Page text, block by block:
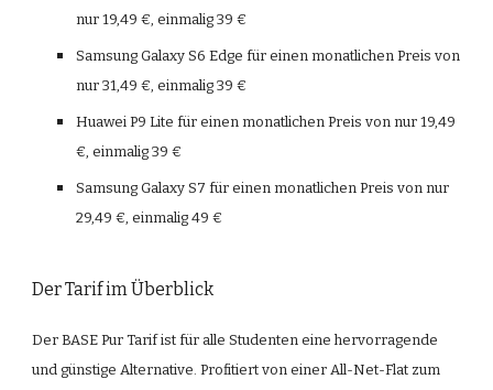
nur 19,49 €, einmalig 39 €
Samsung Galaxy S6 Edge für einen monatlichen Preis von
nur 31,49 €, einmalig 39 €
Huawei P9 Lite für einen monatlichen Preis von nur 19,49
€, einmalig 39 €
Samsung Galaxy S7 für einen monatlichen Preis von nur
29,49 €, einmalig 49 €
Der Tarif im Überblick
Der BASE Pur Tarif ist für alle Studenten eine hervorragende
und günstige Alternative. Profitiert von einer All-Net-Flat zum